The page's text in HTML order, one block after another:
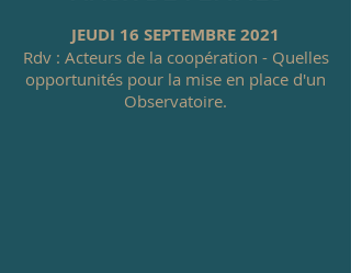
JEUDI 16 SEPTEMBRE 2021
Rdv : Acteurs de la coopération - Quelles
opportunités pour la mise en place d'un
Observatoire.